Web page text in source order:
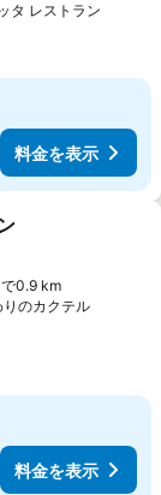
タ レストラン
料金を表示
0.9 km
のカクテル料金を
料金を表示